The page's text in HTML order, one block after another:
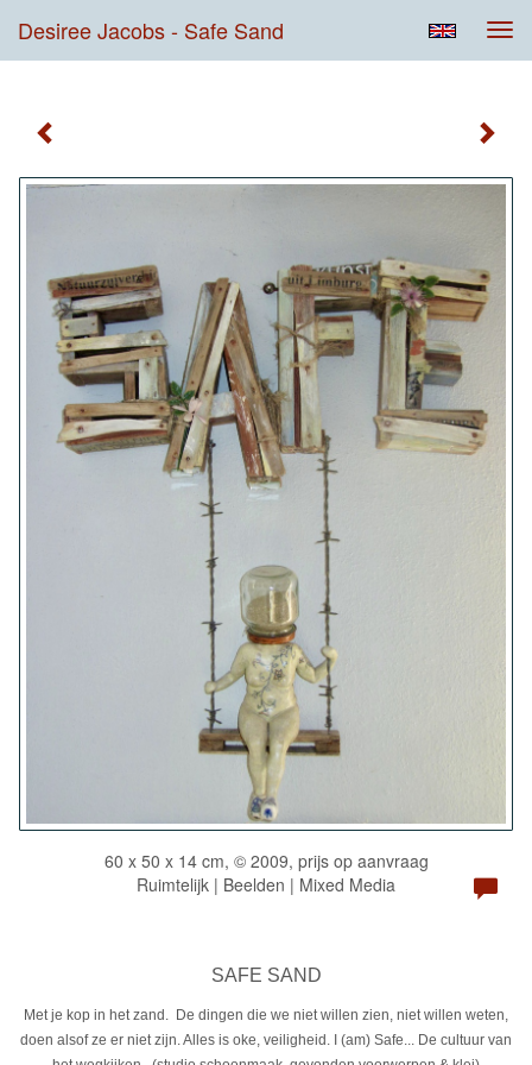
Desiree Jacobs - Safe Sand
60 x 50 x 14 cm, © 2009, prijs op aanvraag
Ruimtelijk | Beelden | Mixed Media
SAFE SAND
Met je kop in het zand. De dingen die we niet willen zien, niet willen weten,
doen alsof ze er niet zijn. Alles is oke, veiligheid. I (am) Safe... De cultuur van